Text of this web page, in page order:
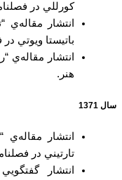
كورللي در
انتشار مقاله‌ي
باتيستا ويوتي
انتشار مقاله‌ي
هنر.
سال 1371
انتشار مقاله‌ي
تارتيني در
انتشار